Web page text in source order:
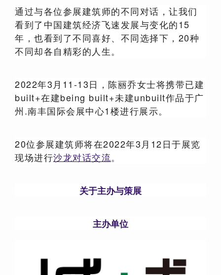
通过与各位参展建筑师的不同对话，让我们
看到了中国建筑经济飞速发展与变化的15
年，也看到了不同喜好、不同选择下，20种
不同却各自精彩的人生。
2022年3月11-13日，陈丽乔女士将携带已建
built+在建being built+未建unbuilt作品于广
州.南丰国际会展中心1楼进行展示。
20位参展建筑师将在2022年3月12日于展览
现场进行沙龙对话交流。
关于主办与策展
主办单位